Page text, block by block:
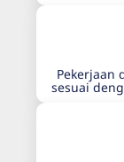
Pekerjaan
sesuai